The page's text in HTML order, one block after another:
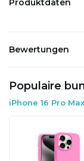
Produktdaten
Bewertungen
Populaire
iPhone 16 Pro